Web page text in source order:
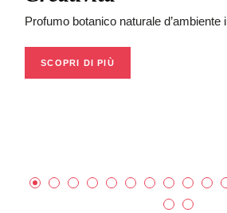
Profumo botanico naturale d’ambiente
SCOPRI DI PIÙ